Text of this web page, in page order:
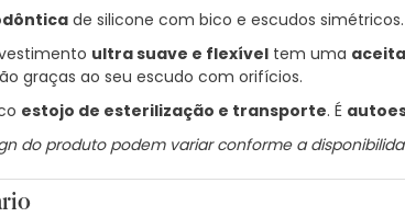
de silicone com bico e escudos
ultra suave e flexível tem uma
graças ao seu escudo com orifícios.
estojo de esterilização e transporte. É
do produto podem variar conforme a